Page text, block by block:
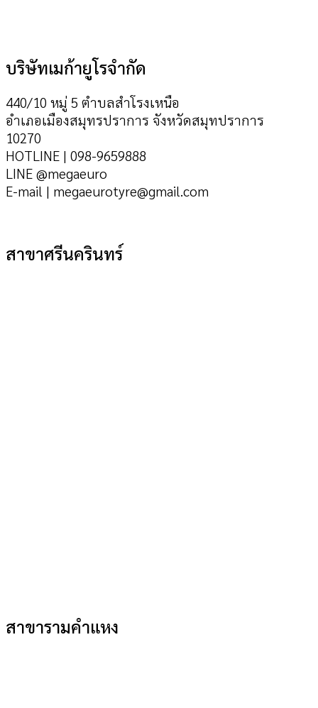
บริษัทเมก้ายูโรจำกัด
440/10 หมู่ 5 ตำบลสำโรงเหนือ
อำเภอเมืองสมุทรปราการ จังหวัดสมุทปราการ
10270
HOTLINE | 098-9659888
LINE @megaeuro
E-mail | megaeurotyre@gmail.com
สาขาศรีนครินทร์
สาขารามคำแหง